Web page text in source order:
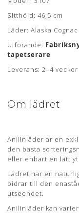
det bedste
ingen eller kun en
Læderet har en
bidrager til en
eksklusive udseende.
Anilin læder kan
ALASKA
overflade. Mærker i
til det eksklusive
Denne lædertype er
det anbefales, at
naturlig lædervoks
læderet blive smukt
Lædertykkelse: 0,8-1
Sitthöjd: 46,5 cm
Läder: Alaska
Utförande:
tapetserare
Leverans: 2–4 veckor
Om lädret
Anilinläder är en
den bästa
eller enbart en lätt
Lädret har en
bidrar till den
utseendet.
Anilinläder kan